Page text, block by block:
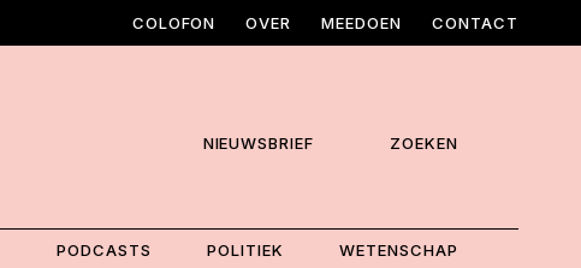
COLOFON OVER MEEDOEN CONTACT
NIEUWSBRIEF ZOEKEN
PODCASTS POLITIEK WETENSCHAP